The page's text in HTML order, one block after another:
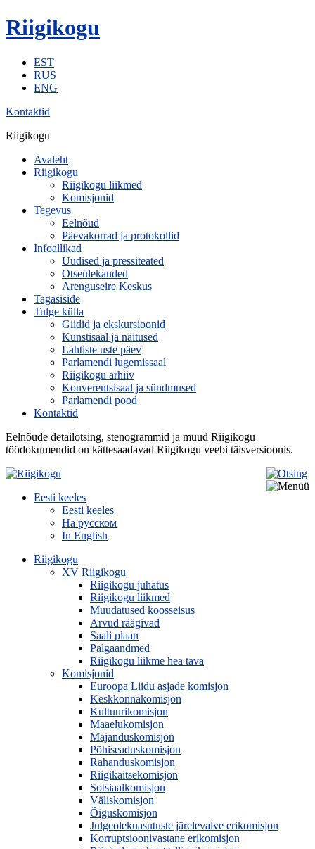
Riigikogu
EST
RUS
ENG
Kontaktid
Riigikogu
Avaleht
Riigikogu
Riigikogu liikmed
Komisjonid
Tegevus
Eelnõud
Päevakorrad ja protokollid
Infoallikad
Uudised ja pressiteated
Otseülekanded
Arenguseire Keskus
Tagasiside
Tulge külla
Giidid ja ekskursioonid
Kunstisaal ja näitused
Lahtiste uste päev
Parlamendi lugemissaal
Riigikogu arhiiv
Konverentsisaal ja sündmused
Parlamendi pood
Kontaktid
Eelnõude detailotsing, stenogrammid ja muud Riigikogu
töödokumendid on kättesaadavad Riigikogu veebi täisversioonis.
Eesti keeles
Eesti keeles
На русском
In English
Riigikogu
XV Riigikogu
Riigikogu juhatus
Riigikogu liikmed
Muudatused koosseisus
Arvud räägivad
Saali plaan
Palgaandmed
Riigikogu liikme hea tava
Komisjonid
Euroopa Liidu asjade komisjon
Keskkonnakomisjon
Kultuurikomisjon
Maaelukomisjon
Majanduskomisjon
Põhiseaduskomisjon
Rahanduskomisjon
Riigikaitsekomisjon
Sotsiaalkomisjon
Väliskomisjon
Õiguskomisjon
Julgeolekuasutuste järelevalve erikomisjon
Korruptsioonivastane erikomisjon